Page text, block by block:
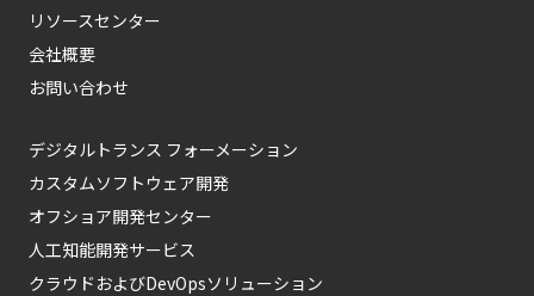
リソースセンター
会社概要
お問い合わせ
デジタルトランス フォーメーション
カスタムソフトウェア開発
オフショア開発センター
人工知能開発サービス
クラウドおよびDevOpsソリューション